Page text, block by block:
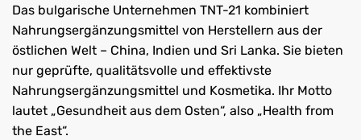
Das bulgarische Unternehmen TNT-21 kombiniert
Nahrungsergänzungsmittel von Herstellern aus der
östlichen Welt – China, Indien und Sri Lanka. Sie bieten
nur geprüfte, qualitätsvolle und effektivste
Nahrungsergänzungsmittel und Kosmetika. Ihr Motto
lautet „Gesundheit aus dem Osten“, also „Health from
the East“.